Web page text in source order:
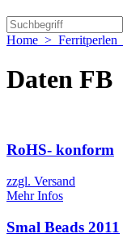
Home > Ferritperlen
Daten FB
RoHS- konform
zzgl. Versand
Mehr Infos
Smal Beads 2011